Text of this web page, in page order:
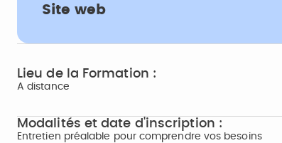
Site web
Lieu de la Formation :
A distance
Modalités et date d'inscription :
Entretien préalable pour comprendre vos besoins